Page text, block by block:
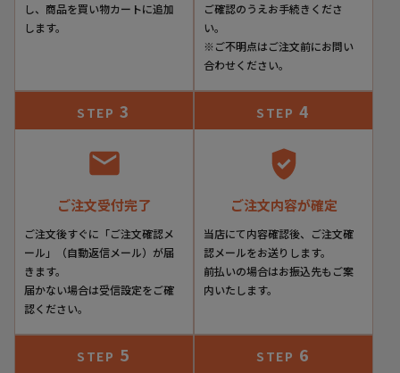
し、商品を買い物カートに追加
します。
ご確認のうえお手続きくださ
い。
※ご不明点はご注文前にお問い
合わせください。
STEP 3
ご注文受付完了
ご注文後すぐに「ご注文確認メ
ール」（自動返信メール）が届
きます。
届かない場合は受信設定をご確
認ください。
STEP 4
ご注文内容が確定
当店にて内容確認後、ご注文確
認メールをお送りします。
前払いの場合はお振込先もご案
内いたします。
STEP 5 STEP 6